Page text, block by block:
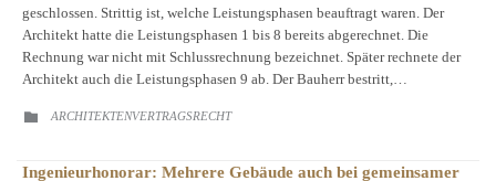
geschlossen. Strittig ist, welche Leistungsphasen beauftragt waren. Der
Architekt hatte die Leistungsphasen 1 bis 8 bereits abgerechnet. Die
Rechnung war nicht mit Schlussrechnung bezeichnet. Später rechnete der
Architekt auch die Leistungsphasen 9 ab. Der Bauherr bestritt,…
 CATEGORY
ARCHITEKTENVERTRAGSRECHT
Ingenieurhonorar: Mehrere Gebäude auch bei gemeinsamer